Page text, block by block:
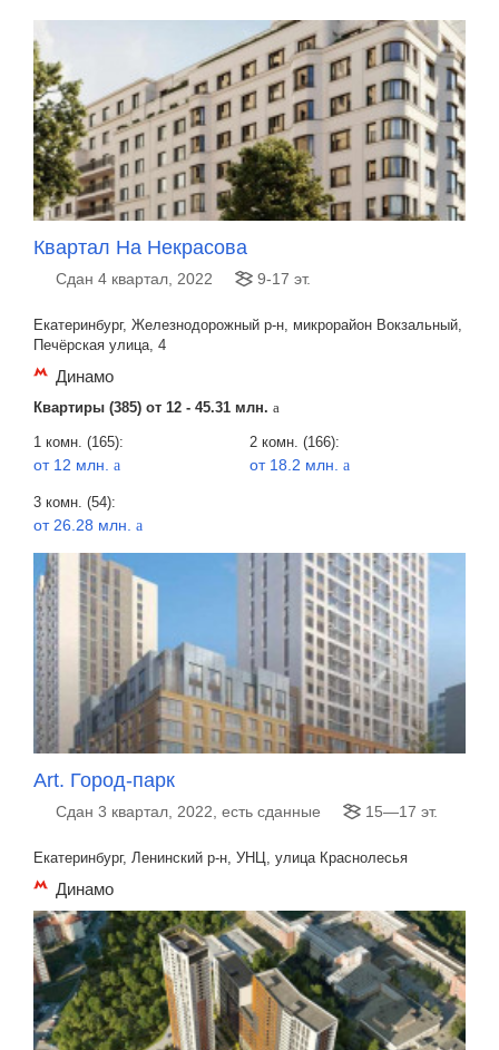
Квартал На Некрасова
Сдан 4 квартал, 2022 9-17 эт.
Екатеринбург, Железнодорожный р-н, микрорайон Вокзальный,
Печёрская улица, 4
Динамо
Квартиры (385) от 12 - 45.31 млн. a
1 комн. (165):
от 12 млн. a
2 комн. (166):
от 18.2 млн. a
3 комн. (54):
от 26.28 млн. a
Art. Город-парк
Сдан 3 квартал, 2022, есть сданные 15—17 эт.
Екатеринбург, Ленинский р-н, УНЦ, улица Краснолесья
Динамо